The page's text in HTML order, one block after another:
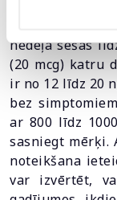
<12 ng / ml,
nedēļā sešas
(20 mcg) katru
ir no 12 līdz 20
bez
ar 800 līdz
sasniegt mērķi.
noteikšana
var izvērtēt,